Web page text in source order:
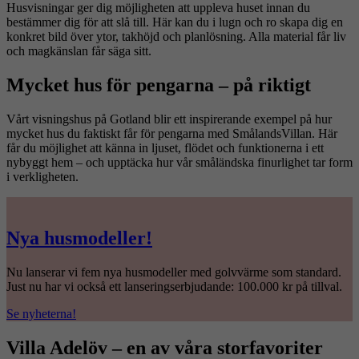
Husvisningar ger dig möjligheten att uppleva huset innan du
bestämmer dig för att slå till. Här kan du i lugn och ro skapa dig en
konkret bild över ytor, takhöjd och planlösning. Alla material får liv
och magkänslan får säga sitt.
Mycket hus för pengarna – på riktigt
Vårt visningshus på Gotland blir ett inspirerande exempel på hur
mycket hus du faktiskt får för pengarna med SmålandsVillan. Här
får du möjlighet att känna in ljuset, flödet och funktionerna i ett
nybyggt hem – och upptäcka hur vår småländska finurlighet tar form
i verkligheten.
Nya husmodeller!
Nu lanserar vi fem nya husmodeller med golvvärme som standard.
Just nu har vi också ett lanseringserbjudande: 100.000 kr på tillval.
Se nyheterna!
Villa Adelöv – en av våra storfavoriter